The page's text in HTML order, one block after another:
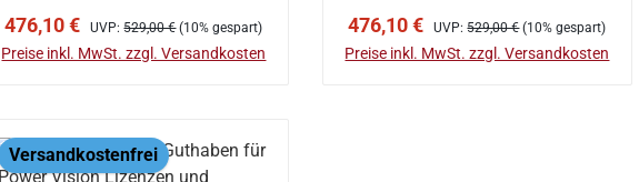
Verkaufspreis:
476,10 € Regulärer Preis:
UVP:529,00 € (10% gespart)
Preise inkl. MwSt. zzgl. Versandkosten
Verkaufspreis:
476,10 € Regulärer Preis:
UVP:529,00 € (10% gespart)
Preise inkl. MwSt. zzgl. Versandkosten
Versandkostenfrei